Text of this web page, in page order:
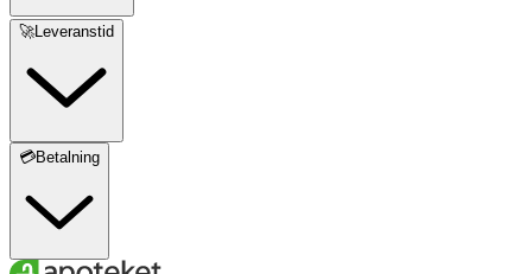
🚀Leveranstid
💳Betalning